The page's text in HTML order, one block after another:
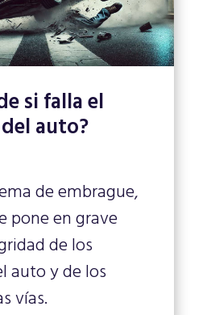
si falla el
auto?
de embrague,
pone en grave
de los
auto y de los
vías.